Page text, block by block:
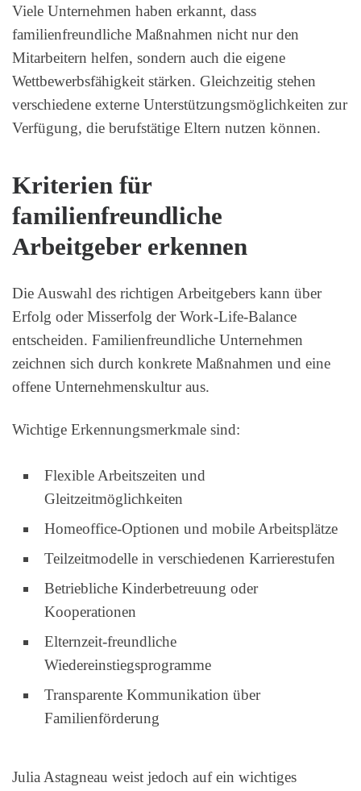
Viele Unternehmen haben erkannt, dass
familienfreundliche Maßnahmen nicht nur den
Mitarbeitern helfen, sondern auch die eigene
Wettbewerbsfähigkeit stärken. Gleichzeitig stehen
verschiedene externe Unterstützungsmöglichkeiten zur
Verfügung, die berufstätige Eltern nutzen können.
Kriterien für
familienfreundliche
Arbeitgeber erkennen
Die Auswahl des richtigen Arbeitgebers kann über
Erfolg oder Misserfolg der Work-Life-Balance
entscheiden. Familienfreundliche Unternehmen
zeichnen sich durch konkrete Maßnahmen und eine
offene Unternehmenskultur aus.
Wichtige Erkennungsmerkmale sind:
Flexible Arbeitszeiten und
Gleitzeitmöglichkeiten
Homeoffice-Optionen und mobile Arbeitsplätze
Teilzeitmodelle in verschiedenen Karrierestufen
Betriebliche Kinderbetreuung oder
Kooperationen
Elternzeit-freundliche
Wiedereinstiegsprogramme
Transparente Kommunikation über
Familienförderung
Julia Astagneau weist jedoch auf ein wichtiges